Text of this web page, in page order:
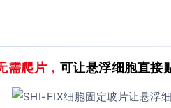
需爬片， 可让悬浮细胞直接